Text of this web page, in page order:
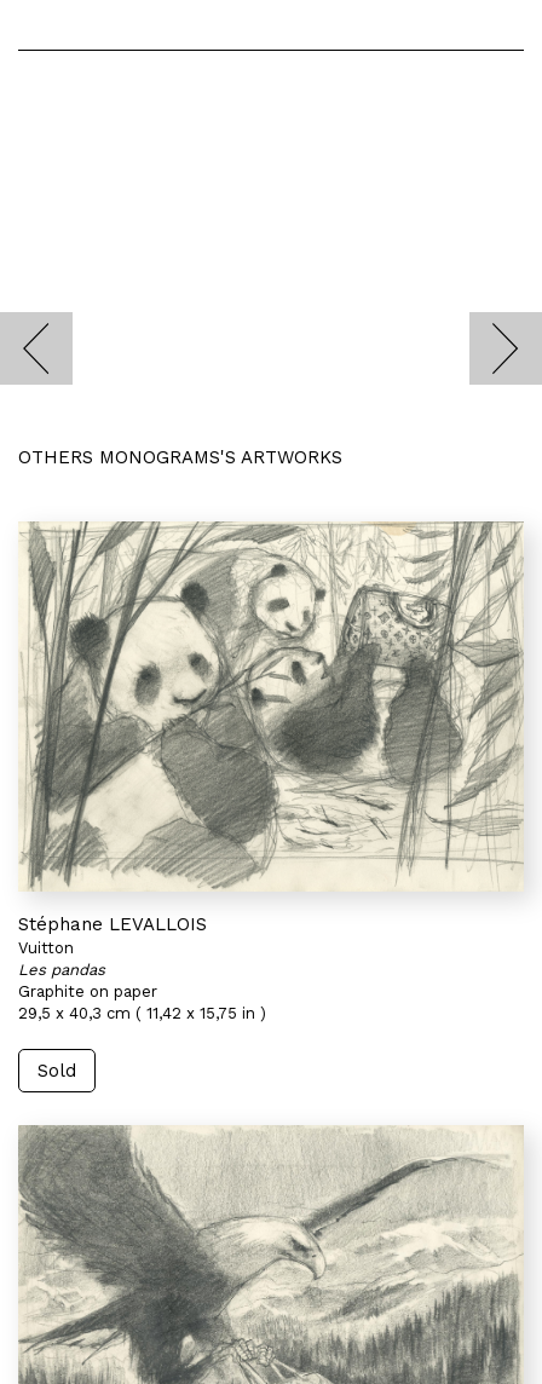
OTHERS MONOGRAMS'S ARTWORKS
Stéphane LEVALLOIS
Vuitton
Les pandas
Graphite on paper
29,5 x 40,3 cm ( 11,42 x 15,75 in )
Sold